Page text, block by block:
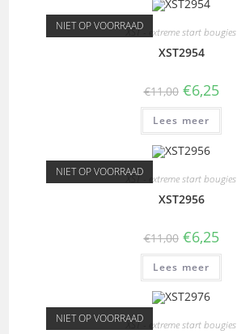
NIET OP VOORRAADXST - extreme start bougies
XST2954
€11,00 €6,25
Lees meer
NIET OP VOORRAADXST - extreme start bougies
XST2956
€11,00 €6,25
Lees meer
NIET OP VOORRAADXST - extreme start bougies